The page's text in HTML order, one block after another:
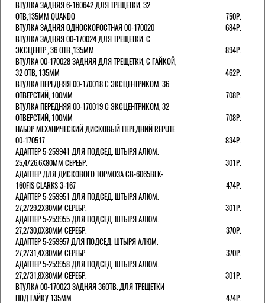
ВТУЛКА ЗАДНЯЯ 6-160642 ДЛЯ ТРЕЩЕТКИ, 32
ОТВ,135ММ QUANDO
750Р.
ВТУЛКА ЗАДНЯЯ ОДНОСКОРОСТНАЯ 00-170020
684Р.
ВТУЛКА ЗАДНЯЯ 00-170024 ДЛЯ ТРЕЩЕТКИ, С
ЭКСЦЕНТР., 36 ОТВ.,135ММ
894Р.
ВТУЛКА 00-170028 ЗАДНЯЯ ДЛЯ ТРЕЩЕТКИ, С ГАЙКОЙ,
32 ОТВ, 135ММ
462Р.
ВТУЛКА ПЕРЕДНЯЯ 00-170018 С ЭКСЦЕНТРИКОМ, 36
ОТВЕРСТИЙ, 100ММ
708Р.
ВТУЛКА ПЕРЕДНЯЯ 00-170019 С ЭКСЦЕНТРИКОМ, 32
ОТВЕРСТИЙ, 100ММ
708Р.
НАБОР МЕХАНИЧЕСКИЙ ДИСКОВЫЙ ПЕРЕДНИЙ REPUTE
00-170517
834Р.
АДАПТЕР 5-259941 ДЛЯ ПОДСЕД. ШТЫРЯ АЛЮМ.
25,4/26,6Х80ММ СЕРЕБР.
301Р.
АДАПТЕР ДЛЯ ДИСКОВОГО ТОРМОЗА CB-6065BLK-
160FIS CLARKS 3-167
474Р.
АДАПТЕР 5-259951 ДЛЯ ПОДСЕД. ШТЫРЯ АЛЮМ.
27,2/29.2Х80ММ СЕРЕБР.
301Р.
АДАПТЕР 5-259955 ДЛЯ ПОДСЕД. ШТЫРЯ АЛЮМ.
27,2/30,0Х80ММ СЕРЕБР.
370Р.
АДАПТЕР 5-259957 ДЛЯ ПОДСЕД. ШТЫРЯ АЛЮМ.
27,2/31,4Х80ММ СЕРЕБР.
370Р.
АДАПТЕР 5-259958 ДЛЯ ПОДСЕД. ШТЫРЯ АЛЮМ.
27,2/31,8Х80ММ СЕРЕБР.
301Р.
ВТУЛКА 00-170023 ЗАДНЯЯ 36ОТВ. ДЛЯ ТРЕЩЕТКИ
ПОД ГАЙКУ 135ММ
474Р.